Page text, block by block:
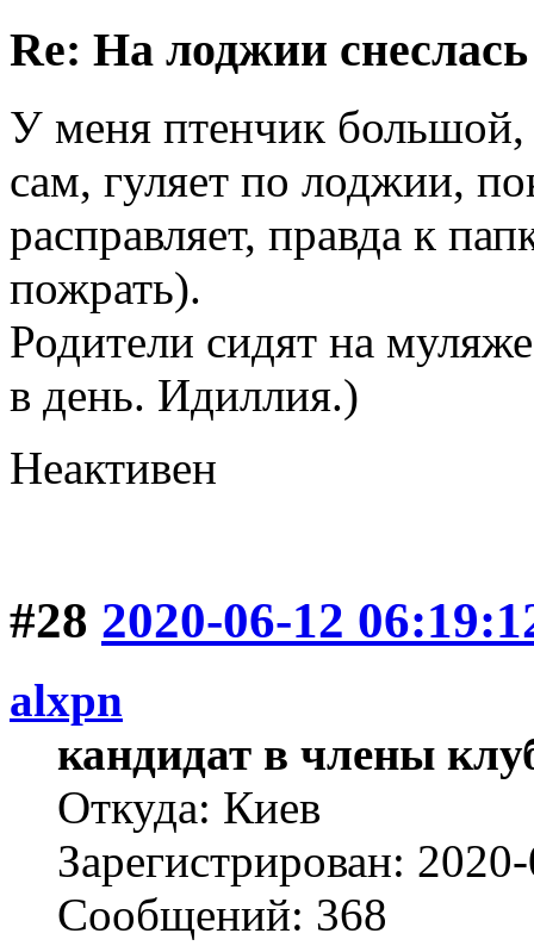
Re: На лоджии
У меня птенчик
сам, гуляет по лоджии,
расправляет, правда к
пожрать).
Родители сидят на
в день. Идиллия.)
Неактивен
#28 2020-06-12
alxpn
кандидат в члены
Откуда: Киев
Зарегистрирован:
Сообщений: 368